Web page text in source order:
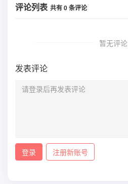
评论列表 共有0条评论
暂无评论
发表评论
登录 注册新账号